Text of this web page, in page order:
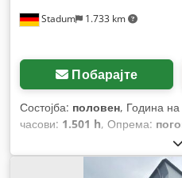
Stadum 1.733 km
Побарајте
Состојба: половен, Година на
часови: 1.501 h, Опрема: